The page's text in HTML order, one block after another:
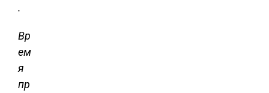
.
Вр
ем
я
пр